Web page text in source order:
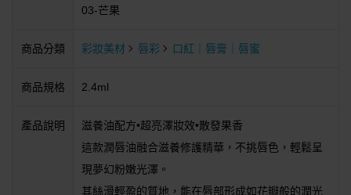
03-芒果
商品分類 彩妝美材 唇彩 口紅｜唇膏｜唇蜜
商品規格 2.4ml
產品說明
滋養油配方•超亮澤妝效•散發果香
這款潤唇油融合滋養修護精華，不挑唇色，輕鬆呈
現夢幻粉嫩光澤。
其絲滑輕盈的質地，能在唇部形成如花瓣般的潤光